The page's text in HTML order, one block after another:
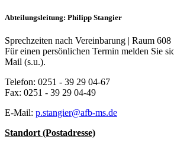
Abteilungsleitung: Philipp Stangier
Sprechzeiten nach Vereinbarung | Raum 608
Für einen persönlichen Termin melden Sie
Mail (s.u.).
Telefon: 0251 - 39 29 04-67
Fax: 0251 - 39 29 04-49
E-Mail: p.stangier@afb-ms.de
Standort (Postadresse)